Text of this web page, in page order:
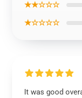
★★☆☆☆
★☆☆☆☆
It was good